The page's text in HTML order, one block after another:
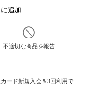
追加
不適切な商品を報告
ード新規入会＆3回利用で